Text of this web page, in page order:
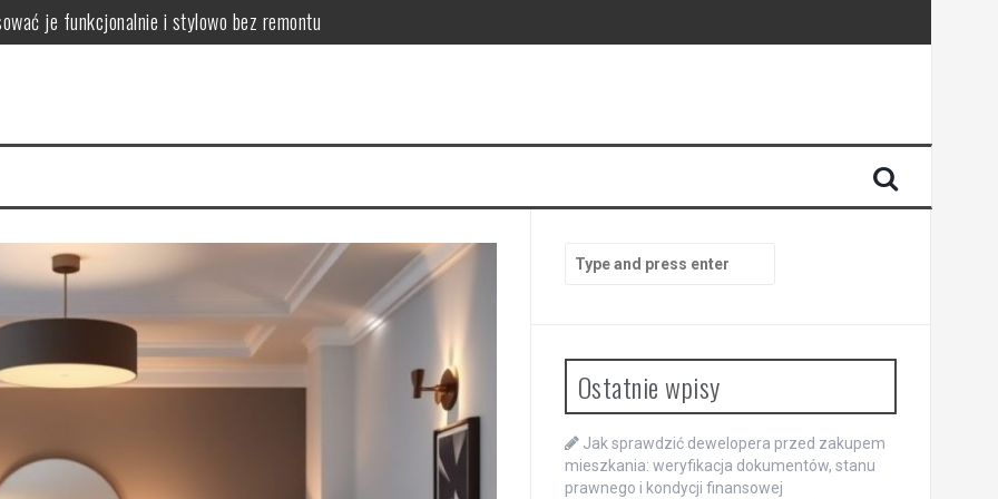
skutki i praktyczne sposoby poprawy projektu
przestrzeń, by połączyć komfort i ergonomię
wybrać lekkie i funkcjonalne rozwiązania zwiększające przestrzeń
weryfikacja dokumentów, stanu prawnego i kondycji finansowej
for:
Ostatnie wpisy
Jak sprawdzić dewelopera przed zakupem
mieszkania: weryfikacja dokumentów, stanu
prawnego i kondycji finansowej